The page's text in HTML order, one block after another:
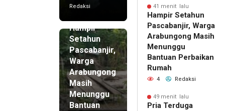
Redaksi
Hampir
Setahun
Pascabanjir,
Warga
Arabungong
Masih
Menunggu
Bantuan
41 menit lalu
Hampir Setahun
Pascabanjir, Warga
Arabungong Masih
Menunggu
Bantuan Perbaikan
Rumah
4 Redaksi
49 menit lalu
Pria Terduga